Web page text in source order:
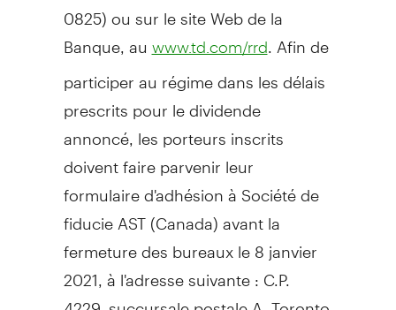
0825) ou sur le site Web de la
Banque, au www.td.com/rrd . Afin de
participer au régime dans les délais
prescrits pour le dividende
annoncé, les porteurs inscrits
doivent faire parvenir leur
formulaire d'adhésion à Société de
fiducie AST (Canada) avant la
fermeture des bureaux le 8 janvier
2021, à l'adresse suivante : C.P.
4229, succursale postale A, Toronto